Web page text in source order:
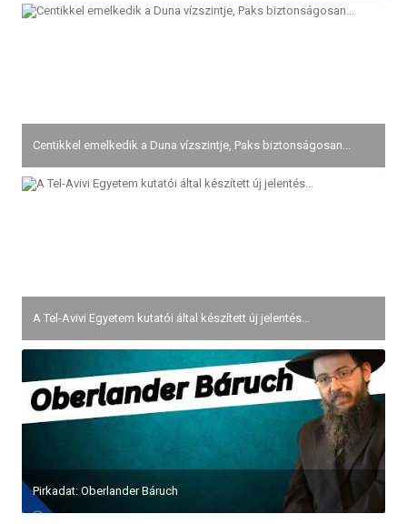
Centikkel emelkedik a Duna vízszintje, Paks biztonságosan...
A Tel-Avivi Egyetem kutatói által készített új jelentés...
Pirkadat: Oberlander Báruch